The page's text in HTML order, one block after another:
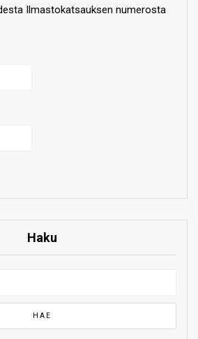
Ilmastokatsauksen numerosta
Haku